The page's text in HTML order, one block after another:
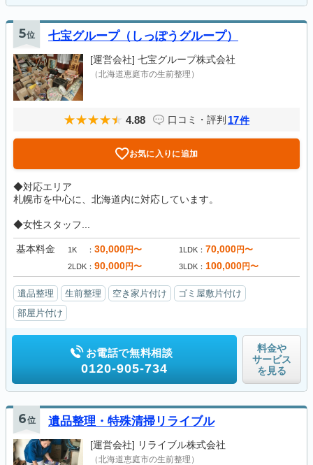
5位 七宝グループ（しっぽうグループ）
[運営会社] 七宝グループ株式会社
（北海道恵庭市の生前整理）
4.88 口コミ・評判 17件
お気に入りに追加
◆対応エリア
札幌市を中心に、北海道内に対応しています。
◆女性スタッフ...
基本料金 1K 30,000円〜 1LDK 70,000円〜
2LDK 90,000円〜 3LDK 100,000円〜
遺品整理 生前整理 空き家片付け
ゴミ屋敷片付け
部屋片付け
お電話で無料相談
0120-905-734
料金や
サービス
を見る
6位 遺品整理・特殊清掃リライブル
[運営会社] リライブル株式会社
（北海道恵庭市の生前整理）